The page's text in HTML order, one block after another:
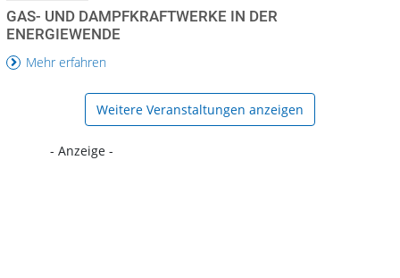
GAS- UND DAMPFKRAFTWERKE IN DER
ENERGIEWENDE
Mehr erfahren
Weitere Veranstaltungen anzeigen
- Anzeige -